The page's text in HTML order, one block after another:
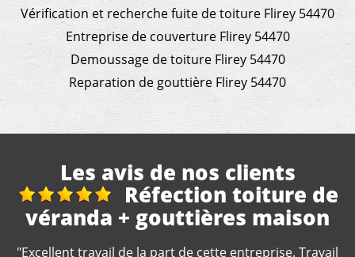
Vérification et recherche fuite de toiture Flirey 54470
Entreprise de couverture Flirey 54470
Demoussage de toiture Flirey 54470
Reparation de gouttière Flirey 54470
Les avis de nos clients
Réfection toiture de
véranda + gouttières maison
"Excellent travail de la part de cette entreprise. Travail